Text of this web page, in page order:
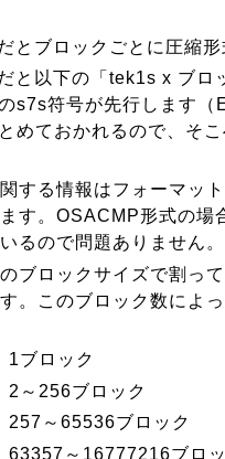
とブロックごとに圧縮形
と以下の「tek1s x ブロ
s7s符号が先行します
めておかれるので、そ
する情報はフォーマッ
す。OSACMP形式の場
るので問題ありません。
ブロックサイズで割っ
。このブロック数によ
1ブロック
2～256ブロック
257～65536ブロック
63357～16777216ブロ